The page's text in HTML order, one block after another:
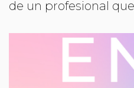
de un profesional